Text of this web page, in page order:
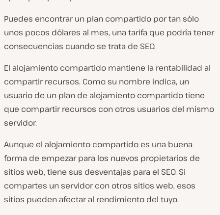
Puedes encontrar un plan compartido por tan sólo
unos pocos dólares al mes, una tarifa que podría tener
consecuencias cuando se trata de SEO.
El alojamiento compartido mantiene la rentabilidad al
compartir recursos. Como su nombre indica, un
usuario de un plan de alojamiento compartido tiene
que compartir recursos con otros usuarios del mismo
servidor.
Aunque el alojamiento compartido es una buena
forma de empezar para los nuevos propietarios de
sitios web, tiene sus desventajas para el SEO. Si
compartes un servidor con otros sitios web, esos
sitios pueden afectar al rendimiento del tuyo.